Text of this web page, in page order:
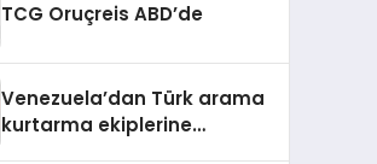
TCG Oruçreis ABD’de
Venezuela’dan Türk arama
kurtarma ekiplerine